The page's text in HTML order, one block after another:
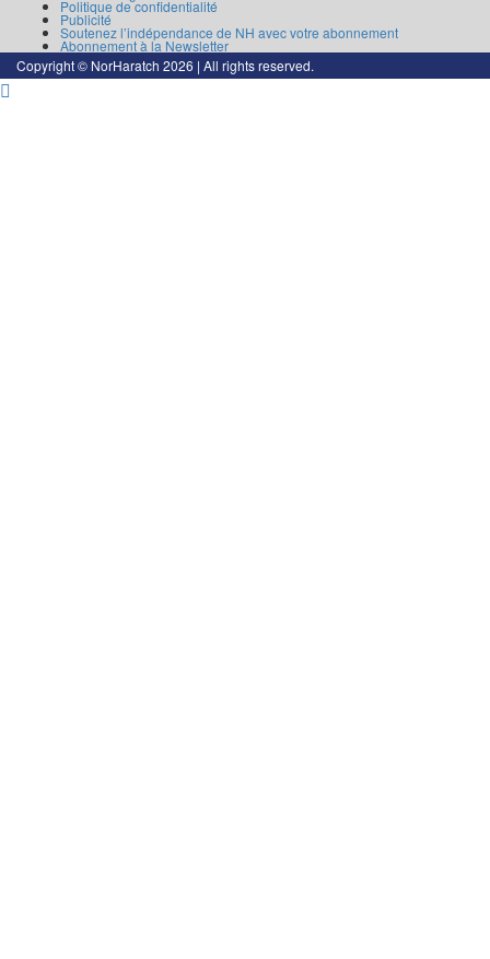
Politique de confidentialité
Publicité
Soutenez l’indépendance de NH avec votre abonnement
Abonnement à la Newsletter
Copyright © NorHaratch 2026 | All rights reserved.